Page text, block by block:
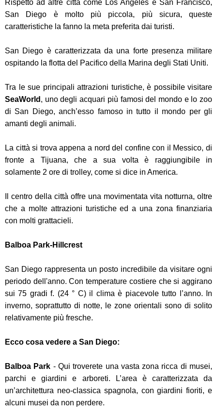
Rispetto ad altre città come Los Angeles e San Francisco,
San Diego è molto più piccola, più sicura, queste
caratteristiche la fanno la meta preferita dai turisti.
San Diego è caratterizzata da una forte presenza militare
ospitando la flotta del Pacifico della Marina degli Stati Uniti.
Tra le sue principali attrazioni turistiche, è possibile visitare
SeaWorld , uno degli acquari più famosi del mondo e lo zoo
di San Diego, anch’esso famoso in tutto il mondo per gli
amanti degli animali.
La città si trova appena a nord del confine con il Messico, di
fronte a Tijuana, che a sua volta è raggiungibile in
solamente 2 ore di trolley, come si dice in America.
Il centro della città offre una movimentata vita notturna, oltre
che a molte attrazioni turistiche ed a una zona finanziaria
con molti grattacieli.
Balboa Park-Hillcrest
San Diego rappresenta un posto incredibile da visitare ogni
periodo dell'anno. Con temperature costiere che si aggirano
sui 75 gradi f. (24 ° C) il clima è piacevole tutto l’anno. In
inverno, soprattutto di notte, le zone orientali sono di solito
relativamente più fresche.
Ecco cosa vedere a San Diego:
Balboa Park - Qui troverete una vasta zona ricca di musei,
parchi e giardini e arboreti. L’area è caratterizzata da
un’architettura neo-classica spagnola, con giardini fioriti, e
alcuni musei da non perdere.